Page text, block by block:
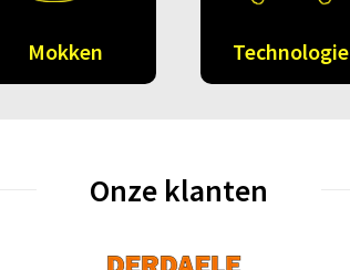
Mokken Technologie
Onze klanten